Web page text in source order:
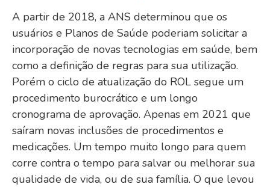
A partir de 2018, a ANS determinou que os
usuários e Planos de Saúde poderiam solicitar a
incorporação de novas tecnologias em saúde, bem
como a definição de regras para sua utilização.
Porém o ciclo de atualização do ROL segue um
procedimento burocrático e um longo
cronograma de aprovação. Apenas em 2021 que
saíram novas inclusões de procedimentos e
medicações. Um tempo muito longo para quem
corre contra o tempo para salvar ou melhorar sua
qualidade de vida, ou de sua família. O que levou